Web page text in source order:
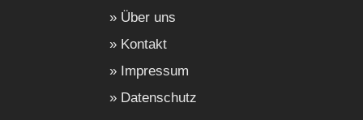
Über uns
Kontakt
Impressum
Datenschutz